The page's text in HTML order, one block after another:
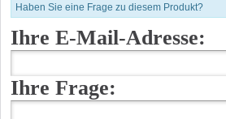
Haben Sie eine Frage zu diesem Produkt?
Ihre E-Mail-Adresse:
Ihre Frage: